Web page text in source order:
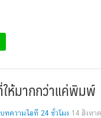
ห้มากกว่าแค่พิมพ์
บทความไอที 24 ชั่วโมง 14 สิงหา